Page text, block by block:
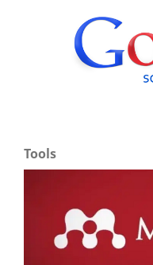
Tools